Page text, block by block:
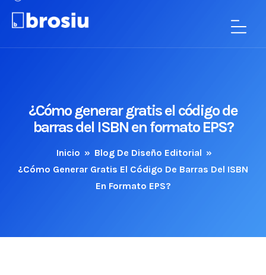
¿Cómo generar gratis el código de
barras del ISBN en formato EPS?
Inicio » Blog De Diseño Editorial »
¿Cómo Generar Gratis El Código De Barras Del ISBN
En Formato EPS?